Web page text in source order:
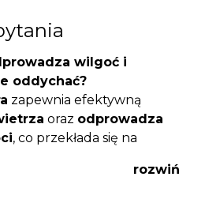
wilgoć i
oddychać?
zapewnia efektywną
oraz odprowadza
, co przekłada się na
przyjemny w dotyku i
rozwiń